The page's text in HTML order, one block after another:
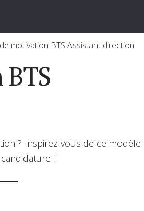
motivation BTS Assistant direction
? Inspirez-vous de ce modèle
!